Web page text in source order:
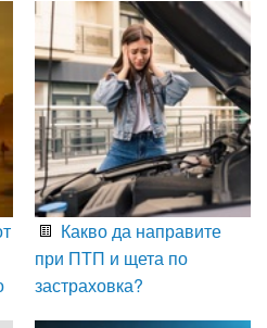
Какво да направите
при ПТП и щета по
застраховка?